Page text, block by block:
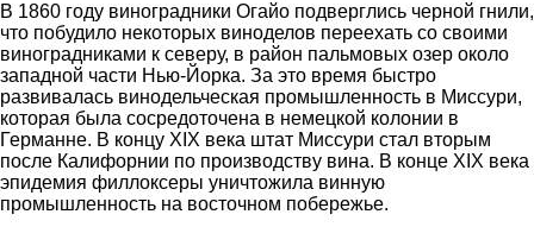
В 1860 году виноградники Огайо подверглись черной гнили,
что побудило некоторых виноделов переехать со своими
виноградниками к северу, в район пальмовых озер около
западной части Нью-Йорка. За это время быстро
развивалась винодельческая промышленность в Миссури,
которая была сосредоточена в немецкой колонии в
Германне. В концу XIX века штат Миссури стал вторым
после Калифорнии по производству вина. В конце XIX века
эпидемия филлоксеры уничтожила винную
промышленность на восточном побережье.